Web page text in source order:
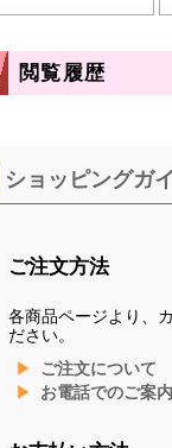
閲覧履歴
ショッピングガ
ご注文方法
各商品ページより、
ださい。
ご注文について
お電話でのご案